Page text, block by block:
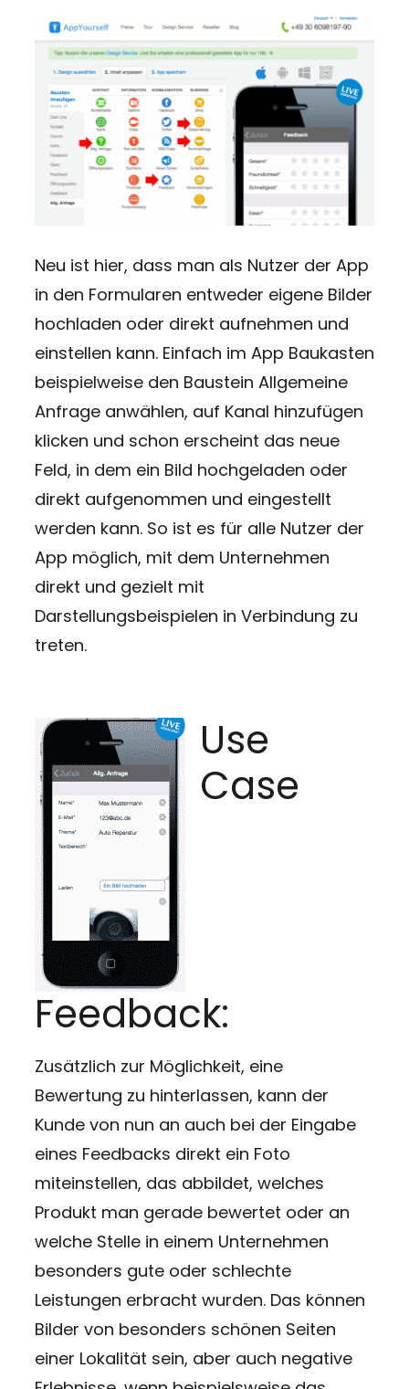
Neu ist hier, dass man als Nutzer der App
in den Formularen entweder eigene Bilder
hochladen oder direkt aufnehmen und
einstellen kann. Einfach im App Baukasten
beispielweise den Baustein Allgemeine
Anfrage anwählen, auf Kanal hinzufügen
klicken und schon erscheint das neue
Feld, in dem ein Bild hochgeladen oder
direkt aufgenommen und eingestellt
werden kann. So ist es für alle Nutzer der
App möglich, mit dem Unternehmen
direkt und gezielt mit
Darstellungsbeispielen in Verbindung zu
treten.
Use
Case
Feedback:
Zusätzlich zur Möglichkeit, eine
Bewertung zu hinterlassen, kann der
Kunde von nun an auch bei der Eingabe
eines Feedbacks direkt ein Foto
miteinstellen, das abbildet, welches
Produkt man gerade bewertet oder an
welche Stelle in einem Unternehmen
besonders gute oder schlechte
Leistungen erbracht wurden. Das können
Bilder von besonders schönen Seiten
einer Lokalität sein, aber auch negative